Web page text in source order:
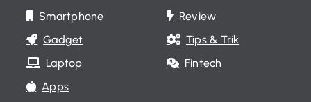
Smartphone
Gadget
Laptop
Apps
Review
Tips & Trik
Fintech